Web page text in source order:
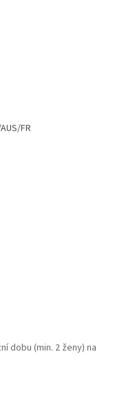
FR
dobu (min. 2 ženy) na